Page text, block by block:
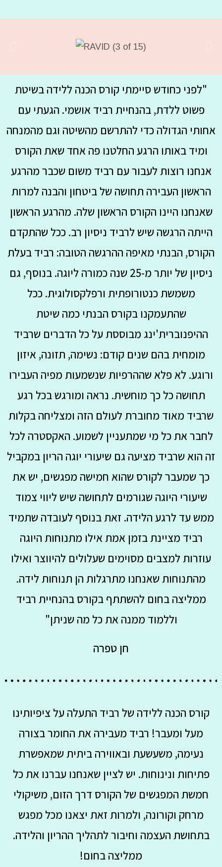
"לפני כחודש סיימתי קורס הכנה ללידה בשיטת
פשוט ללדת, בהנחיית רביד אושמי. הגעתי עם
אחותי הגדולה כדי להתרשם מהשיטה וגם מהמנחה
ומיד באותו הרגע החלטנו פה אחד שאת הקורס
אנחנו רוצות לעבור עם רביד משום שכבר מהרגע
הראשון העבירה תחושה של ביטחון והבנה למרות
שאנחנו היינו הקורס הראשון שלה. מהרגע הראשון
הייתה הרגשה שיש לרביד ניסיון רב. ככל שהתקדם
הקורס, הבנתי מאיפה ההרגשה הטובה: רביד בעלת
ניסיון של יותר מ-25 שנה כמורה ליוגה. בנוסף, גם
משמשת כנטורופתית ורפלקסולוגית. ככל
שהתעמקנו בקורס הבנתי כמה שיטת
ההיפנוברית'ינג מבוססת על כל הדברים שרביד
מומחית בהם שנים קודם: נשימה, תזונה, איזון
ורוגע. לא פלא שההרפיות שנשמעות מפיה העבירו
תחושה כל כך מוחשית. נראה ומורגש בכל רגע
שרביד מאוד מחוברת לעולם הזה ומצליחה בקלות
לחבר את כל מי שמתעניין לשמוע. האקסטרה לכל
זה הוא שרביד מציעה גם שיעורי יוגה הריון במקביל
כך שמעבר לקורס שהוא חמישה מפגשים, יש את
שיעורי היוגה שגורמים לתחושה שיש ליווי צמוד
ממש עד לרגע הלידה. זאת בנוסף לעובדה שתמיד
רביד מציינת בזמן אמת אילו מתנוחות היוגה
עוזרות למצבים מסוימים שעלולים להיווצר ואילו
מהתנוחות שאנחנו מתרגלות הן תנוחות לידה.
ממליצה בחום להשתתף בקורס בהנחיית רביד
וללמוד ממנה את כל מה שניתן"
חן טפרה
קורס הכנה ללידה של רביד התעלה על ציפיותינו
מעל ומעבר! רביד מעבירה את החומר בצורה
נעימה, משעשעת ובאווירה ביתית שמאפשרת
פתיחות ונינוחות. יש לציין שאנחנו עברנו את כל
חמשת המפגשים של הקורס דרך הזום, משיקולי
מרחק וקורונה, ולמרות זאת יצאנו מכל מפגש
בתחושת העצמה וחיבור לתהליך ההריון והלידה.
ממליצה בחום!